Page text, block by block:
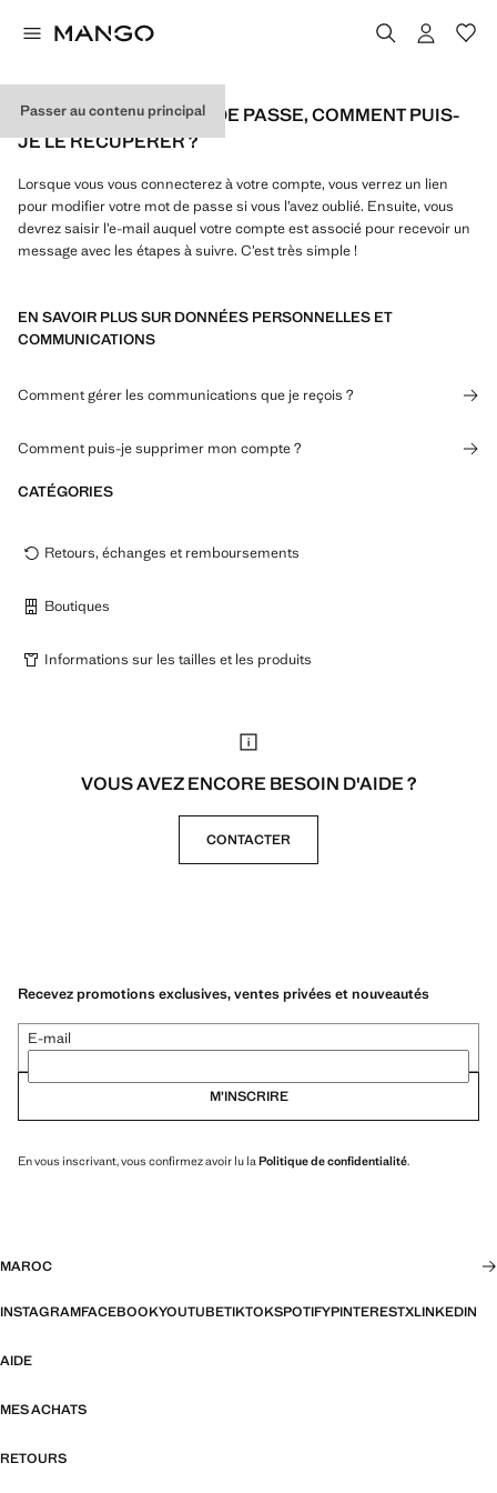
Passer au contenu principal
J’AI OUBLIÉ MON MOT DE PASSE, COMMENT PUIS-
JE LE RÉCUPÉRER ?
Lorsque vous vous connecterez à votre compte, vous verrez un lien
pour modifier votre mot de passe si vous l’avez oublié. Ensuite, vous
devrez saisir l’e-mail auquel votre compte est associé pour recevoir un
message avec les étapes à suivre. C’est très simple !
EN SAVOIR PLUS SUR DONNÉES PERSONNELLES ET
COMMUNICATIONS
Comment gérer les communications que je reçois ?
Comment puis-je supprimer mon compte ?
CATÉGORIES
Retours, échanges et remboursements
Boutiques
Informations sur les tailles et les produits
VOUS AVEZ ENCORE BESOIN D'AIDE ?
CONTACTER
Recevez promotions exclusives, ventes privées et nouveautés
E-mail
M’INSCRIRE
En vous inscrivant, vous confirmez avoir lu la Politique de confidentialité.
MAROC
INSTAGRAMFACEBOOKYOUTUBETIKTOKSPOTIFYPINTERESTXLINKEDIN
AIDE
MES ACHATS
RETOURS